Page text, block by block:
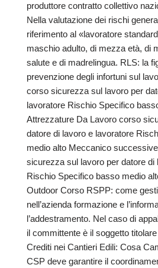
produttore contratto collettivo
Nella valutazione dei rischi
riferimento al «lavoratore
maschio adulto, di mezza età, di
salute e di madrelingua. RLS: la
prevenzione degli infortuni sul
corso sicurezza sul lavoro per
lavoratore Rischio Specifico
Attrezzature Da Lavoro corso
datore di lavoro e lavoratore
medio alto Meccanico
sicurezza sul lavoro per datore di
Rischio Specifico basso medio
Outdoor Corso RSPP: come
nell’azienda formazione e
l’addestramento. Nel caso di
il committente è il soggetto
Crediti nei Cantieri Edili: Cosa
CSP deve garantire il